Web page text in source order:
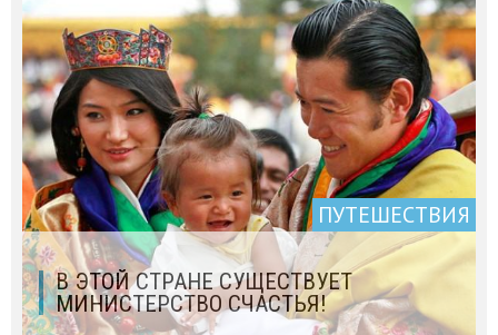
ПУТЕШЕСТВИЯ
В ЭТОЙ СТРАНЕ СУЩЕСТВУЕТ
МИНИСТЕРСТВО СЧАСТЬЯ!